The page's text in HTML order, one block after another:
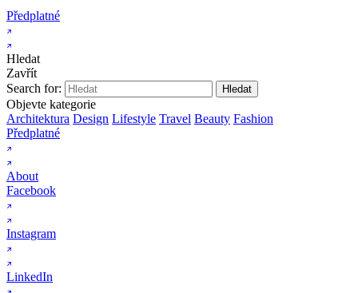
Předplatné
Hledat
Zavřít
Search for:
Objevte kategorie
Architektura Design Lifestyle Travel Beauty Fashion
Předplatné
About
Facebook
Instagram
LinkedIn